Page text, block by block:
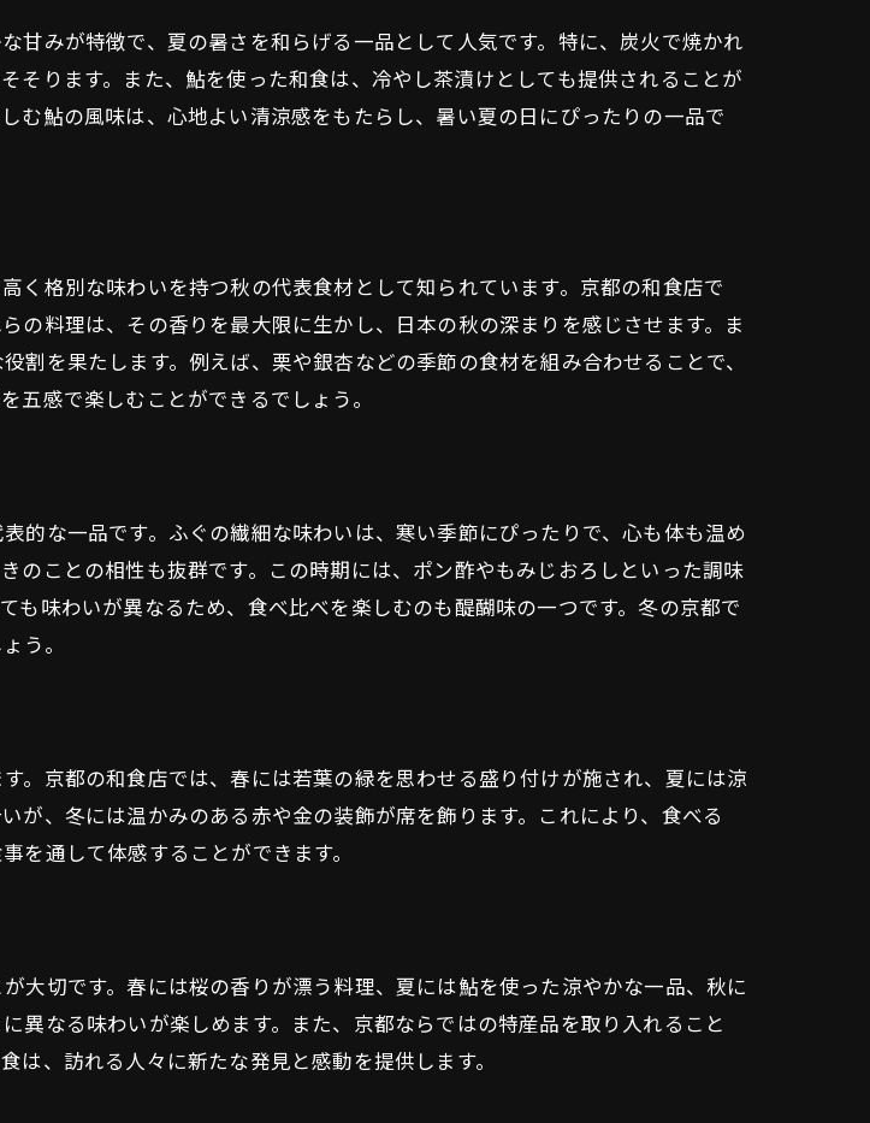
楽しむ料理
う和食の奥深さ
厚な風味
甘みが特徴で、夏の暑さを和らげる一品として人気です。特に、炭火で焼かれ
そります。また、鮎を使った和食は、冷やし茶漬けとしても提供されることが
む鮎の風味は、心地よい清涼感をもたらし、暑い夏の日にぴったりの一品で
く格別な味わいを持つ秋の代表食材として知られています。京都の和食店で
の料理は、その香りを最大限に生かし、日本の秋の深まりを感じさせます。ま
を果たします。例えば、栗や銀杏などの季節の食材を組み合わせることで、
五感で楽しむことができるでしょう。
的な一品です。ふぐの繊細な味わいは、寒い季節にぴったりで、心も体も温め
のことの相性も抜群です。この時期には、ポン酢やもみじおろしといった調味
味わいが異なるため、食べ比べを楽しむのも醍醐味の一つです。冬の京都で
う。
。京都の和食店では、春には若葉の緑を思わせる盛り付けが施され、夏には涼
が、冬には温かみのある赤や金の装飾が席を飾ります。これにより、食べる
を通して体感することができます。
大切です。春には桜の香りが漂う料理、夏には鮎を使った涼やかな一品、秋に
異なる味わいが楽しめます。また、京都ならではの特産品を取り入れること
、訪れる人々に新たな発見と感動を提供します。